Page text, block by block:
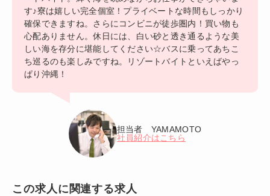
す♪寮は嬉しい完全個室！プライベートな時間もしっかり
確保できますね。さらにコンビニが徒歩圏内！買い物も
心配ありません。休日には、白い砂と透き通るような美
しい海を存分に堪能してください☆バスに乗ってあちこ
ち巡るのも楽しみですね。リゾートバイトといえばやっ
ぱり沖縄！
担当者 YAMAMOTO
社員紹介はこちら
この求人に関連する求人